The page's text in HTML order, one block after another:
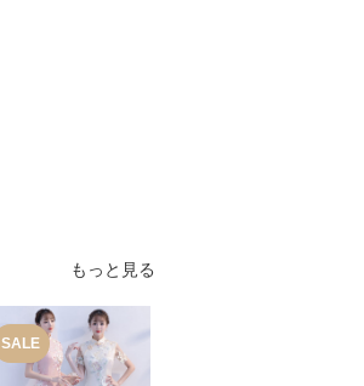
もっと見る
SALE